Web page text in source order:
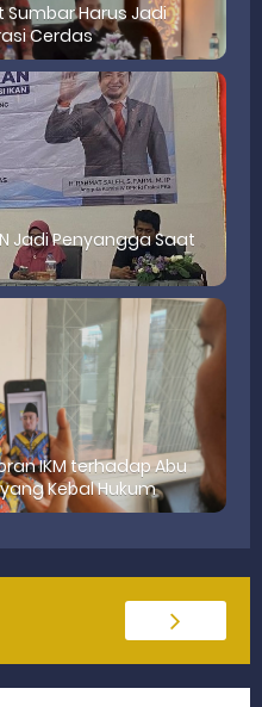
Sumbar Harus Jadi
Cerdas
Jadi Penyangga Saat
IKM terhadap Abu
Kebal Hukum